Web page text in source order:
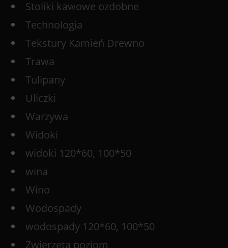
Stoliki kawowe ozdobne
Technologia
Tekstury Kamień Drewno
Trawa
Tulipany
Uliczki
Warzywa
Widoki
widoki 120*60, 100*50
wina
Wino
Wodospady
wodospady 120*60, 100*50
Zwierzęta poziom